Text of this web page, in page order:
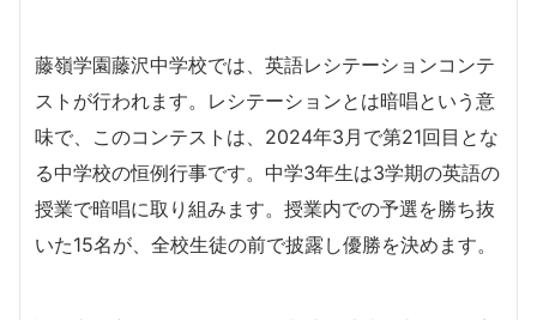
藤嶺学園藤沢中学校では、英語レシテーションコンテ
ストが行われます。レシテーションとは暗唱という意
味で、このコンテストは、2024年3月で第21回目とな
る中学校の恒例行事です。中学3年生は3学期の英語の
授業で暗唱に取り組みます。授業内での予選を勝ち抜
いた15名が、全校生徒の前で披露し優勝を決めます。